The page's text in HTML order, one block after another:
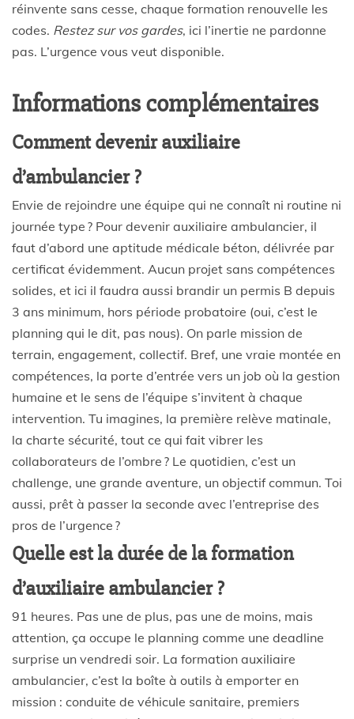
réinvente sans cesse, chaque formation renouvelle les
codes. Restez sur vos gardes, ici l’inertie ne pardonne
pas. L’urgence vous veut disponible.
Informations complémentaires
Comment devenir auxiliaire
d’ambulancier ?
Envie de rejoindre une équipe qui ne connaît ni routine ni
journée type ? Pour devenir auxiliaire ambulancier, il
faut d’abord une aptitude médicale béton, délivrée par
certificat évidemment. Aucun projet sans compétences
solides, et ici il faudra aussi brandir un permis B depuis
3 ans minimum, hors période probatoire (oui, c’est le
planning qui le dit, pas nous). On parle mission de
terrain, engagement, collectif. Bref, une vraie montée en
compétences, la porte d’entrée vers un job où la gestion
humaine et le sens de l’équipe s’invitent à chaque
intervention. Tu imagines, la première relève matinale,
la charte sécurité, tout ce qui fait vibrer les
collaborateurs de l’ombre ? Le quotidien, c’est un
challenge, une grande aventure, un objectif commun. Toi
aussi, prêt à passer la seconde avec l’entreprise des
pros de l’urgence ?
Quelle est la durée de la formation
d’auxiliaire ambulancier ?
91 heures. Pas une de plus, pas une de moins, mais
attention, ça occupe le planning comme une deadline
surprise un vendredi soir. La formation auxiliaire
ambulancier, c’est la boîte à outils à emporter en
mission : conduite de véhicule sanitaire, premiers